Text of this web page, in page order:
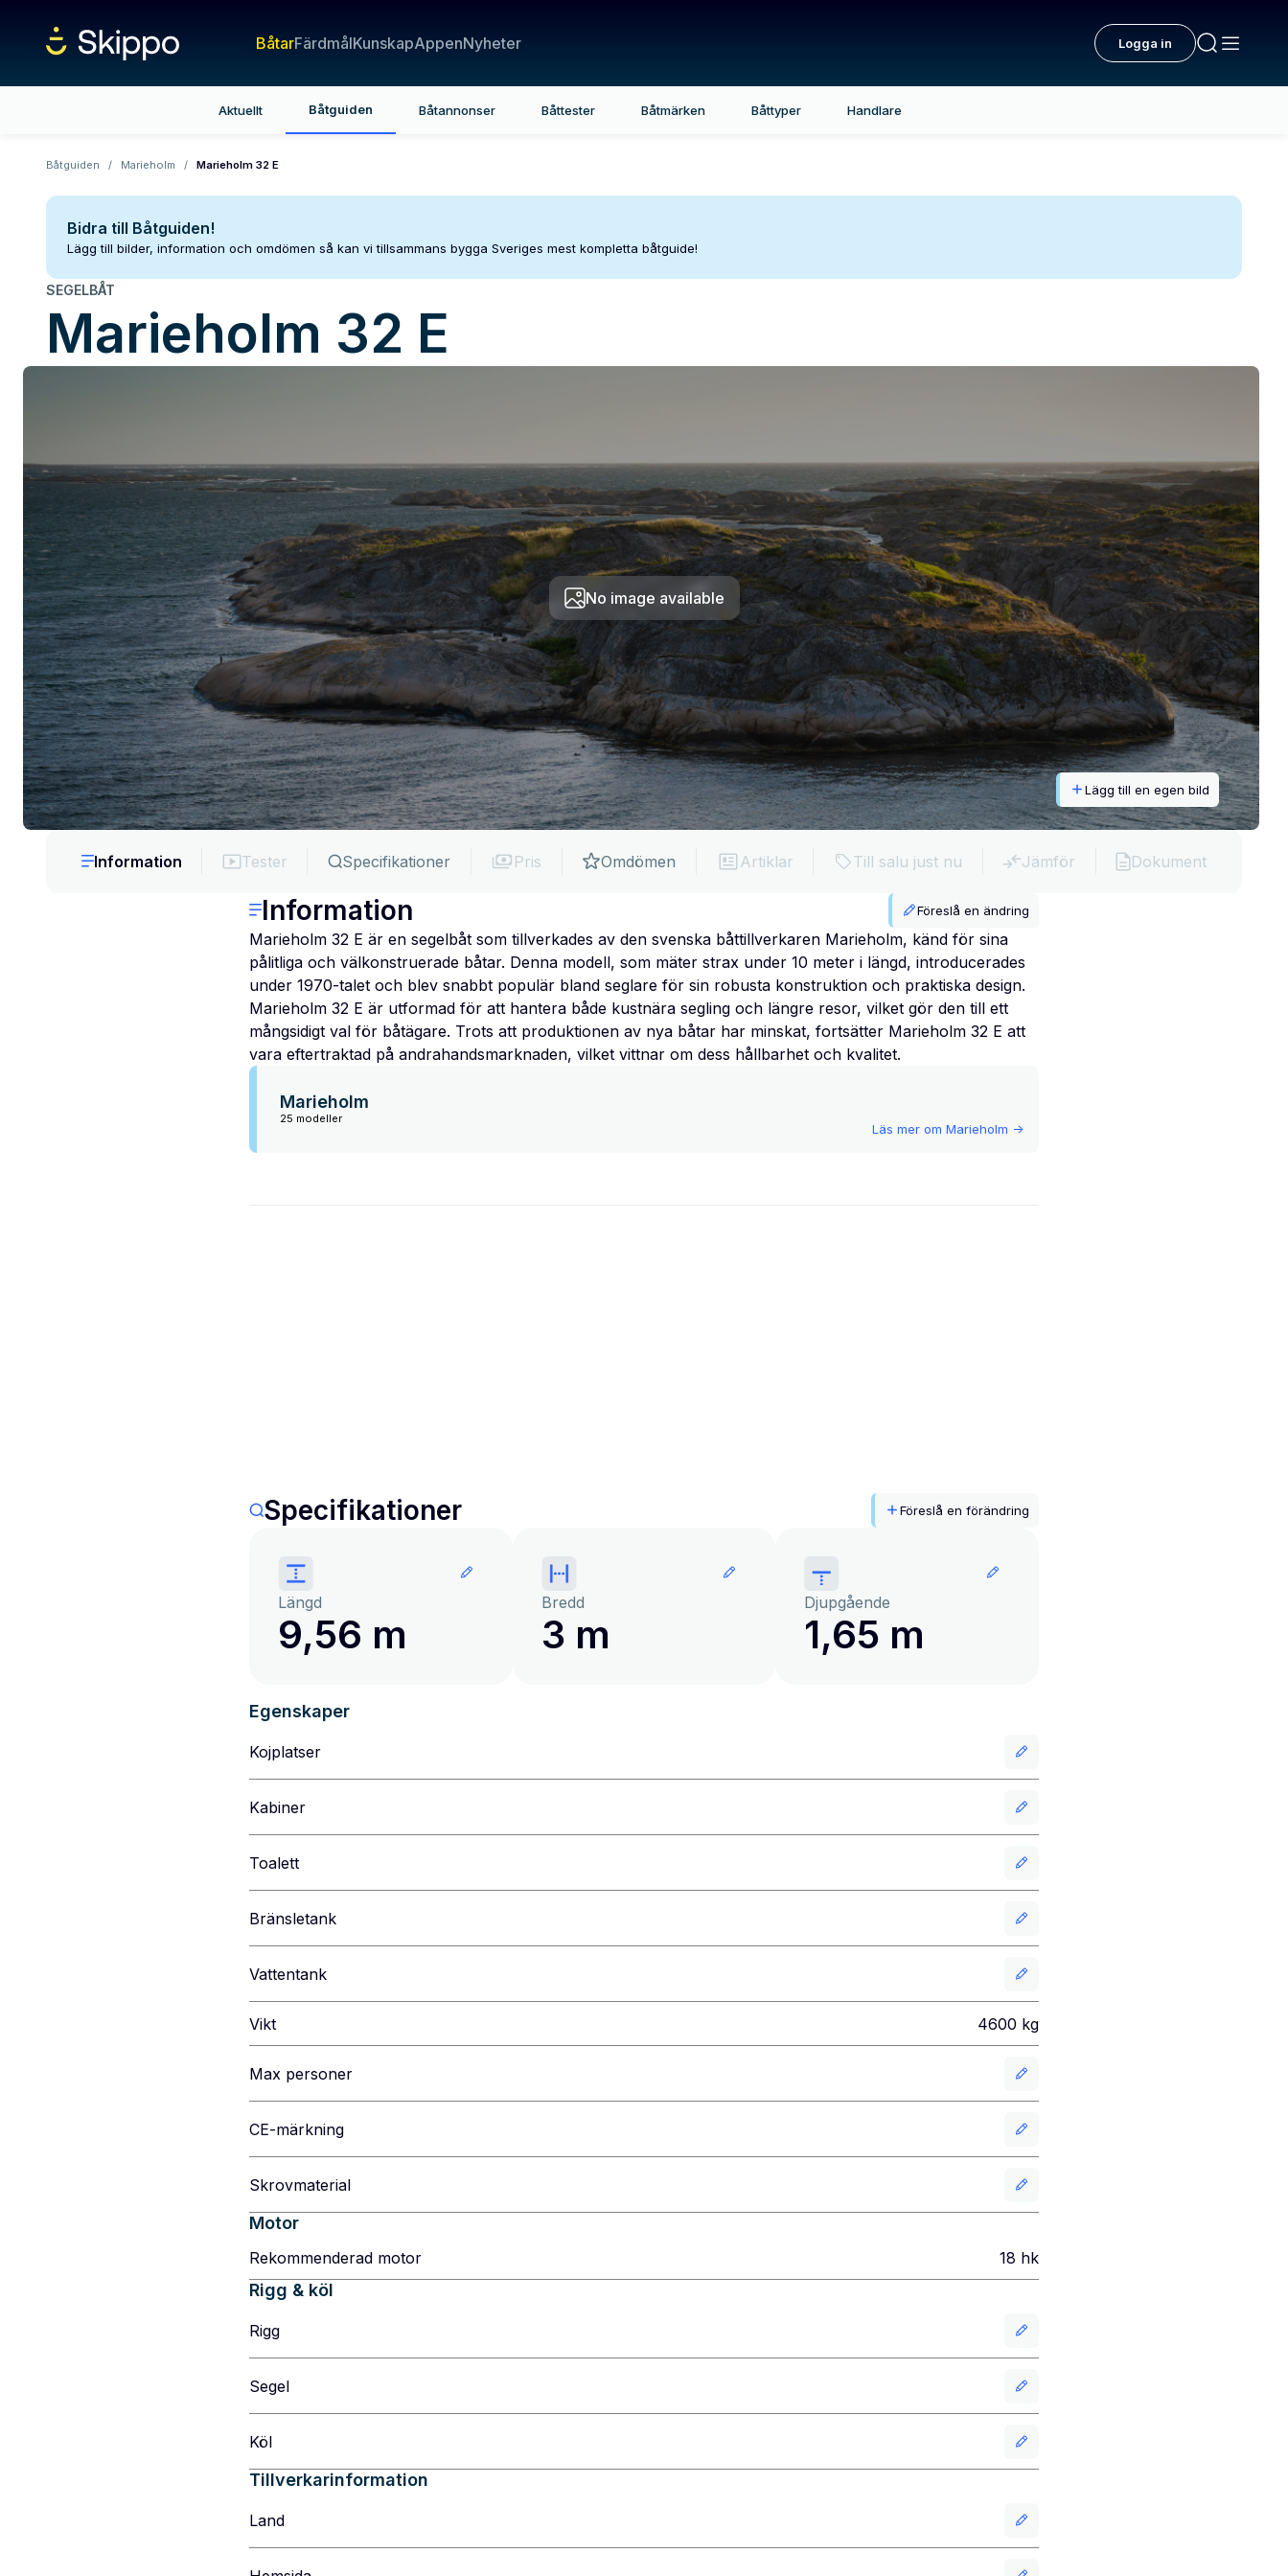
BåtarFärdmålKunskapAppenNyheter Logga in
Aktuellt Båtguiden Båtannonser Båttester Båtmärken Båttyper Handlare
Båtguiden / Marieholm / Marieholm 32 E
Bidra till Båtguiden!
Lägg till bilder, information och omdömen så kan vi tillsammans bygga Sveriges mest kompletta båtguide!
SEGELBÅT
Marieholm 32 E
No image available
Lägg till en egen bild
Information Tester Specifikationer Pris Omdömen Artiklar Till salu just nu Jämför Dokument
Information Föreslå en ändring
Marieholm 32 E är en segelbåt som tillverkades av den svenska båttillverkaren Marieholm, känd för sina
pålitliga och välkonstruerade båtar. Denna modell, som mäter strax under 10 meter i längd, introducerades
under 1970-talet och blev snabbt populär bland seglare för sin robusta konstruktion och praktiska design.
Marieholm 32 E är utformad för att hantera både kustnära segling och längre resor, vilket gör den till ett
mångsidigt val för båtägare. Trots att produktionen av nya båtar har minskat, fortsätter Marieholm 32 E att
vara eftertraktad på andrahandsmarknaden, vilket vittnar om dess hållbarhet och kvalitet.
Marieholm
25 modeller
Läs mer om Marieholm ->
Specifikationer Föreslå en förändring
Längd
9,56 m
Bredd
3 m
Djupgående
1,65 m
Egenskaper
Kojplatser
Kabiner
Toalett
Bränsletank
Vattentank
Vikt 4600 kg
Max personer
CE-märkning
Skrovmaterial
Motor
Rekommenderad motor 18 hk
Rigg & köl
Rigg
Segel
Köl
Tillverkarinformation
Land